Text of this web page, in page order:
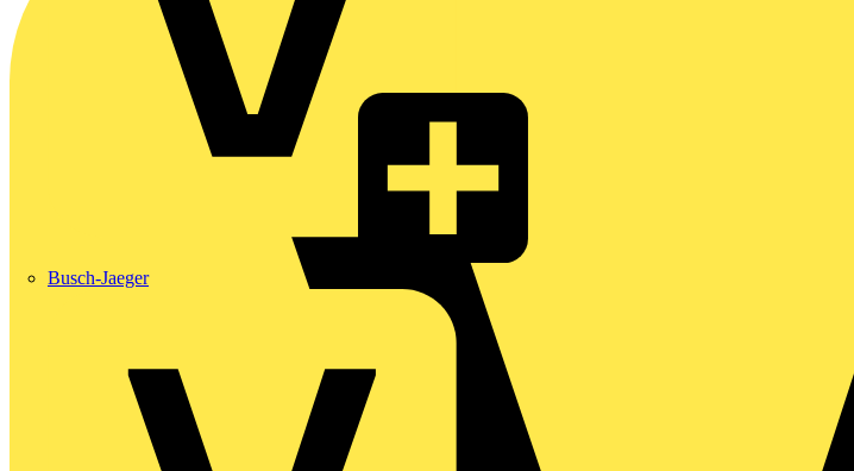
Busch-Jaeger